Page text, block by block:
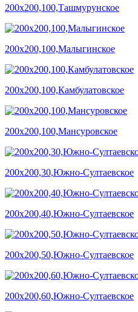
200х200,100,Ташмурунское
200х200,100,Малыгинское
200х200,100,Камбулатовское
200х200,100,Мансуровское
200х200,30,Южно-Султаевское
200х200,40,Южно-Султаевское
200х200,50,Южно-Султаевское
200х200,60,Южно-Султаевское